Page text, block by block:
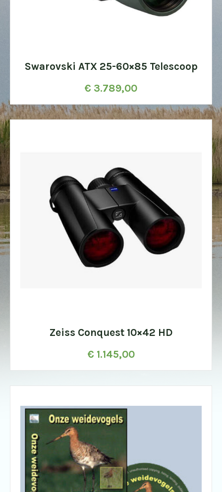
Swarovski ATX 25-60×85 Telescoop
€ 3.789,00
Zeiss Conquest 10×42 HD
€ 1.145,00